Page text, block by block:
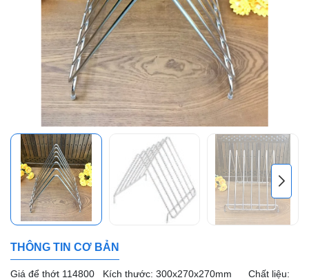
THÔNG TIN CƠ BẢN
Giá để thớt 114800 Kích thước: 300x270x270mm Chất liệu: